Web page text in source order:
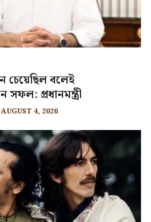
চেয়েছিল বলেই
প্রধানমন্ত্রী
AUGUST 4, 2026